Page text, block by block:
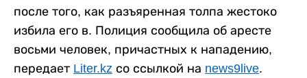
после того, как разъяренная толпа жестоко
избила его в. Полиция сообщила об аресте
восьми человек, причастных к нападению,
передает Liter.kz со ссылкой на news9live.